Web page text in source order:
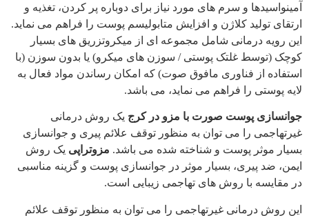
آمینواسیدها و سرم های مورد نیاز برای دوباره پر کردن، تغذیه و
ارتقای تولید کلاژن و افزایش متابولیسم پوست را فراهم می نماید.
این رویه درمانی شامل مجموعه ای از میکروتزریق های بسیار
کوچک (توسط غلتک پوستی / سوزن های میکرو) یا بدون سوزن (با
استفاده از فناوری مافوق صوت) که امکان رساندن مواد فعال به
لایه پوستی را فراهم می نماید، می باشد.
جوانسازی پوست صورت با مزو در کرج یک روش درمانی
غیرتهاجمی را می توان به منظور توقف علائم پیری و جوانسازی
بسیار موثر پوست و شناخته شده می باشد. مزوتراپی یک روش
ایمن، ضد پیری، بسیار موثر در جوانسازی پوست و گزینه مناسبی
در مقایسه با روش های تهاجمی زیبایی است.
این روش درمانی غیرتهاجمی را می توان به منظور توقف علائم